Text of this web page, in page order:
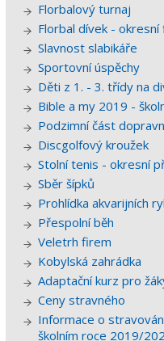
Florbalový turnaj
Florbal dívek - okresní
Slavnost slabikáře
Sportovní úspěchy
Děti z 1. - 3. třídy na
Bible a my 2019 -
Podzimní část
Discgolfový kroužek
Stolní tenis - okresní
Sběr šípků
Prohlídka akvarijních
Přespolní běh
Veletrh firem
Kobylská zahrádka
Adaptační kurz pro
Ceny stravného
Informace o
školním roce 2019/